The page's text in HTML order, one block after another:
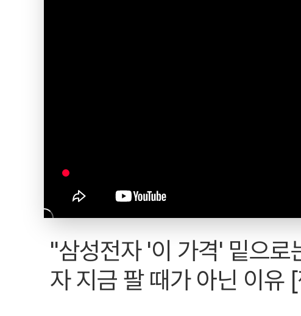
"삼성전자 '이 가격' 밑으
자 지금 팔 때가 아닌 이유